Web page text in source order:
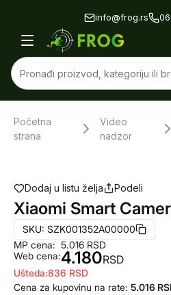
info@frog.rs
Početna
strana
Video
nadzor
Dodaj u listu želja Podeli
Xiaomi Smart
SKU: SZK001352A00000
MP cena:
Web cena:
5.016 RSD
4.180RSD
Ušteda:836 RSD
Cena za kupovinu na rate: 5.016